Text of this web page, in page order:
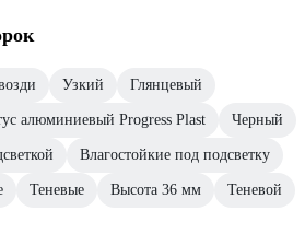
Узкий Глянцевый
алюминиевый Progress Plast Черный
Влагостойкие под подсветку
Теневые Высота 36 мм Теневой